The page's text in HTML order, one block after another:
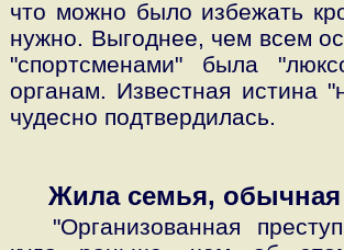
что можно было избежать
нужно. Выгоднее, чем всем
"спортсменами" была
органам. Известная истина
чудесно подтвердилась.
Жила семья,
"Организованная